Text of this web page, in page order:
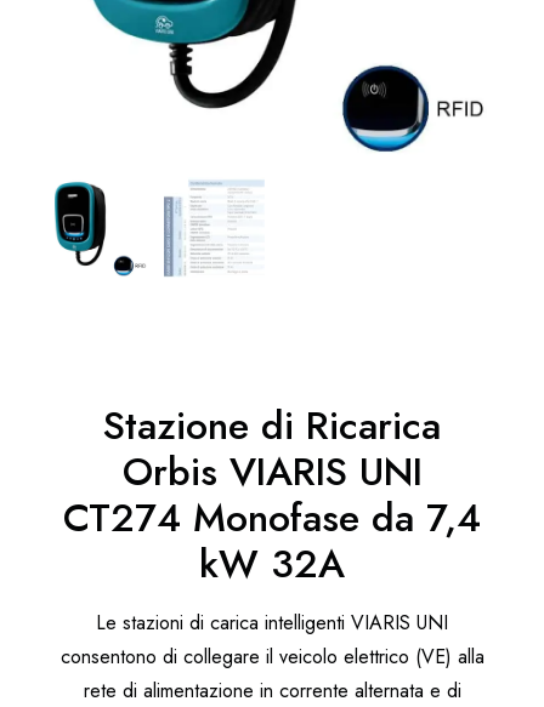
Stazione di Ricarica
Orbis VIARIS UNI
CT274 Monofase da 7,4
kW 32A
Le stazioni di carica intelligenti VIARIS UNI
consentono di collegare il veicolo elettrico (VE) alla
rete di alimentazione in corrente alternata e di